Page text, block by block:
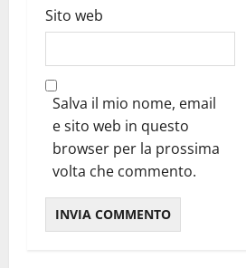
Sito web
Salva il mio nome, email
e sito web in questo
browser per la prossima
volta che commento.